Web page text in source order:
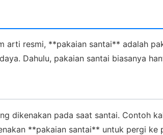
arti resmi, **pakaian santai** adalah
Dahulu, pakaian santai biasanya
dikenakan pada saat santai. Contoh
**pakaian santai** untuk pergi ke